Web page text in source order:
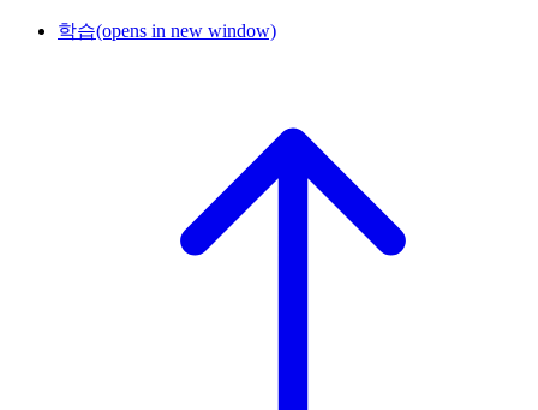
학습(opens in new window)